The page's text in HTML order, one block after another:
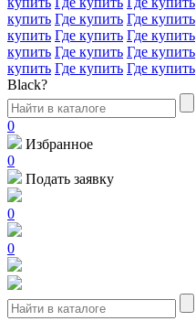
купить Где купить Где купить
купить Где купить Где купить
купить Где купить Где купить
купить Где купить Где купить
Black?
0
Избранное
0
Подать заявку
0
0